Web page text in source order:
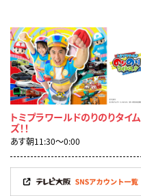
トミプラワールドのりのりタイム
ズ！！
あす朝11:30〜0:00